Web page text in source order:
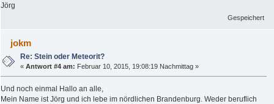
Jörg
Gespeichert
jokm
Re: Stein oder Meteorit?
«Antwort #4 am: Februar 10, 2015, 19:08:19 Nachmittag »
Und noch einmal Hallo an alle,
Mein Name ist Jörg und ich lebe im nördlichen Brandenburg. Weder beruflich